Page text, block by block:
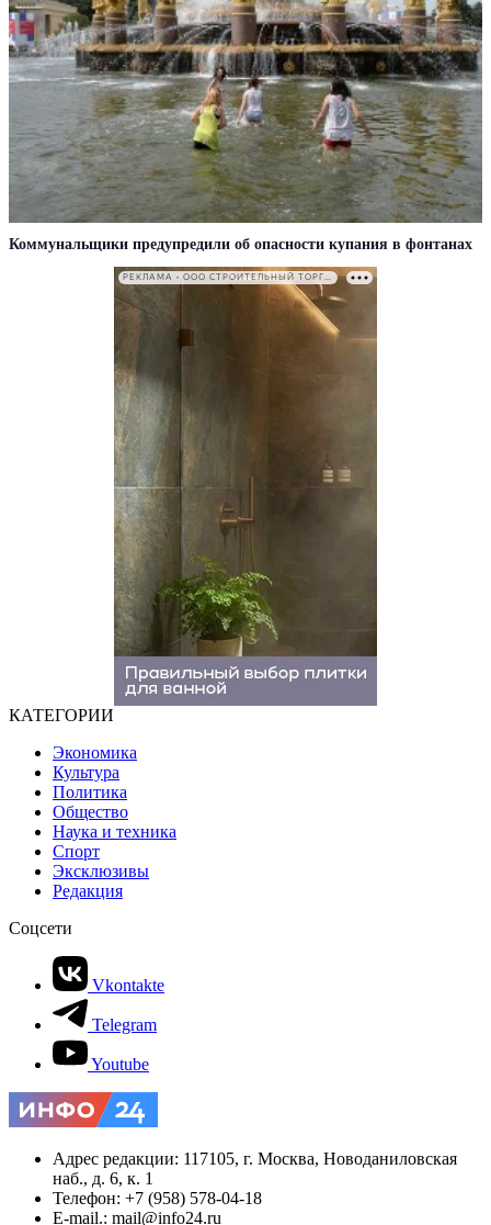
Коммунальщики предупредили об опасности купания в фонтанах
РЕКЛАМА • ООО СТРОИТЕЛЬНЫЙ ТОРГОВЫЙ ДОМ «ПЕТРОВИЧ». ИНН: 7802348846
КАТЕГОРИИ
Экономика
Культура
Политика
Общество
Наука и техника
Спорт
Эксклюзивы
Редакция
Соцсети
Vkontakte
Telegram
Youtube
Адрес редакции: 117105, г. Москва, Новоданиловская
наб., д. 6, к. 1
Телефон: +7 (958) 578-04-18
E-mail.: mail@info24.ru